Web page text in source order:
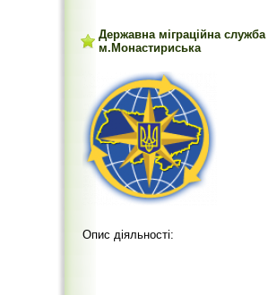
Державна міграційна служба
м.Монастириська
Опис діяльності: